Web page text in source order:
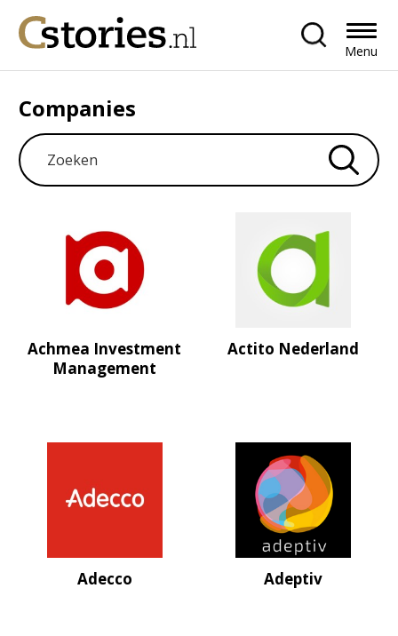
Menu
Companies
Achmea Investment
Management
Actito Nederland
Adecco Adeptiv